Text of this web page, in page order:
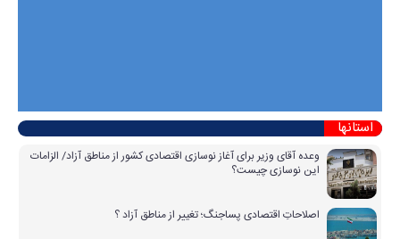
استانها
وعده آقای وزیر برای آغاز نوسازی اقتصادی کشور از مناطق آزاد/ الزامات
این نوسازی چیست؟
اصلاحاتِ اقتصادی پساجنگ؛ تغییر از مناطق آزاد ؟